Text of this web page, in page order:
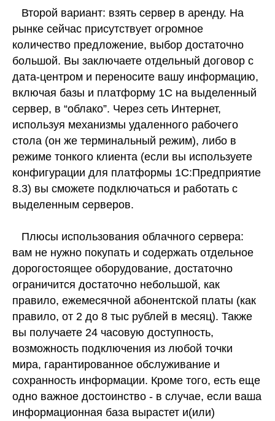
Второй вариант: взять сервер в аренду. На
рынке сейчас присутствует огромное
количество предложение, выбор достаточно
большой. Вы заключаете отдельный договор с
дата-центром и переносите вашу информацию,
включая базы и платформу 1С на выделенный
сервер, в “облако”. Через сеть Интернет,
используя механизмы удаленного рабочего
стола (он же терминальный режим), либо в
режиме тонкого клиента (если вы используете
конфигурации для платформы 1С:Предприятие
8.3) вы сможете подключаться и работать с
выделенным серверов.
Плюсы использования облачного сервера:
вам не нужно покупать и содержать отдельное
дорогостоящее оборудование, достаточно
ограничится достаточно небольшой, как
правило, ежемесячной абонентской платы (как
правило, от 2 до 8 тыс рублей в месяц). Также
вы получаете 24 часовую доступность,
возможность подключения из любой точки
мира, гарантированное обслуживание и
сохранность информации. Кроме того, есть еще
одно важное достоинство - в случае, если ваша
информационная база вырастет и(или)